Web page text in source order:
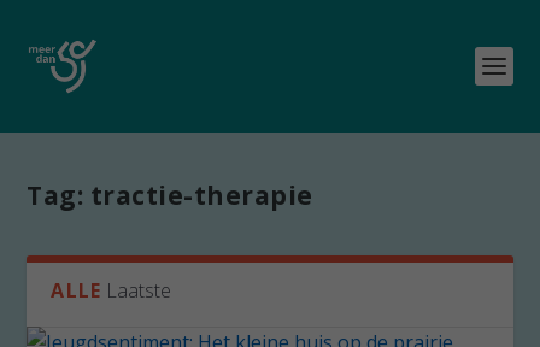
Tag: tractie-therapie
ALLE Laatste